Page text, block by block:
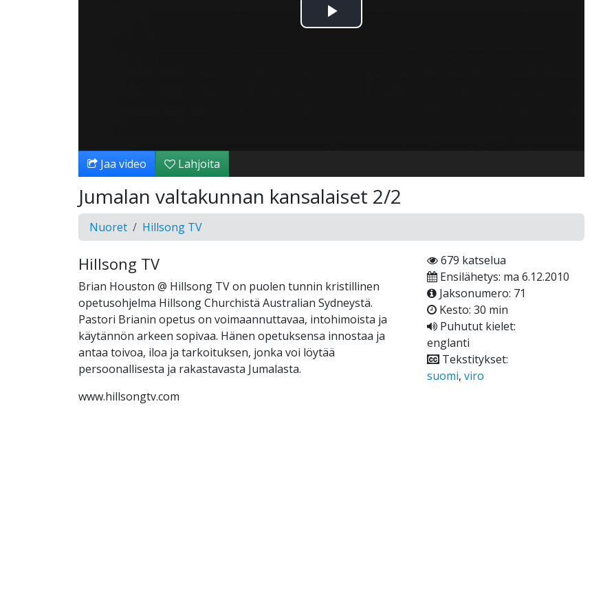
Toista
Jaa video Lahjoita
Jumalan valtakunnan kansalaiset 2/2
Nuoret Hillsong TV
Hillsong TV
Brian Houston @ Hillsong TV on puolen tunnin kristillinen
opetusohjelma Hillsong Churchistä Australian Sydneystä.
Pastori Brianin opetus on voimaannuttavaa, intohimoista ja
käytännön arkeen sopivaa. Hänen opetuksensa innostaa ja
antaa toivoa, iloa ja tarkoituksen, jonka voi löytää
persoonallisesta ja rakastavasta Jumalasta.
www.hillsongtv.com
679 katselua
Ensilähetys: ma 6.12.2010
Jaksonumero: 71
Kesto: 30 min
Puhutut kielet:
englanti
Tekstitykset:
suomi, viro